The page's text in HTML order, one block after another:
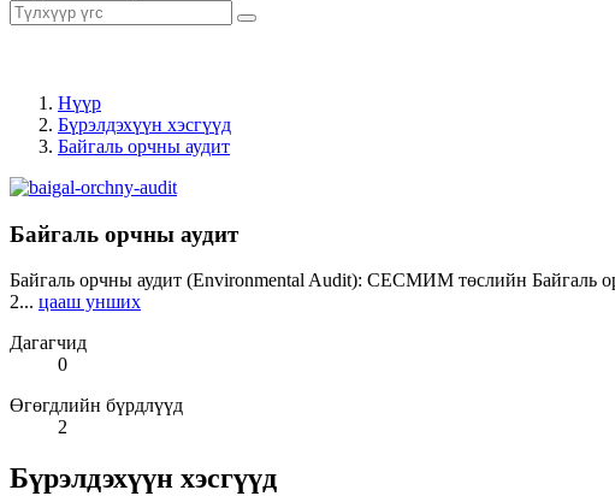
Нүүр
Бүрэлдэхүүн хэсгүүд
Байгаль орчны аудит
Байгаль орчны аудит
Байгаль орчны аудит (Environmental Audit): СЕСМИМ төслийн Байгаль
2... цааш унших
Дагагчид
0
Өгөгдлийн бүрдлүүд
2
Бүрэлдэхүүн хэсгүүд